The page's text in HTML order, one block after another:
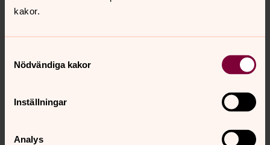
kakor.
Nödvändiga kakor
Inställningar
Analys